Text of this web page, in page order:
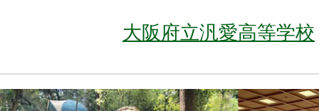
大阪府立汎愛高等学校